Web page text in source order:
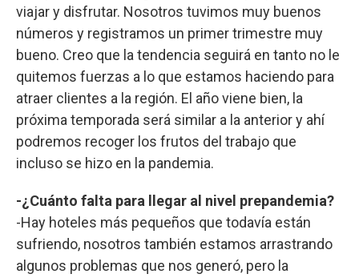
viajar y disfrutar. Nosotros tuvimos muy buenos
números y registramos un primer trimestre muy
bueno. Creo que la tendencia seguirá en tanto no le
quitemos fuerzas a lo que estamos haciendo para
atraer clientes a la región. El año viene bien, la
próxima temporada será similar a la anterior y ahí
podremos recoger los frutos del trabajo que
incluso se hizo en la pandemia.
-¿Cuánto falta para llegar al nivel prepandemia?
-Hay hoteles más pequeños que todavía están
sufriendo, nosotros también estamos arrastrando
algunos problemas que nos generó, pero la